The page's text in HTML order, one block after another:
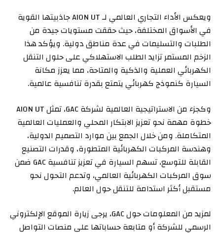
ويعكس الأداء التجاري العالمي لـ AION UT جاذبيتها القوية
في الأسواق المختلفة، حيث حققت مستويات جيدة من
الطلبات والتسليمات في عدة مناطق دولية. ويؤكد هذا
الزخم المستمر تزايد الطلب الاستهلاكي على حلول التنقل
الكهربائي العملية والذكية والمتاحة، مما يعزز مكانة
السيارة كنموذج كهربائي يتمتع بقدرة تنافسية عالمية.
وكجزء من الاستراتيجية العالمية لشركة GAC، تمثل AION UT
خطوة مهمة نحو تعزيز الابتكار المحلي والعمليات العالمية
المتكاملة. ومن خلال الجمع بين موارد التصميم الدولية،
وهندسة المركبات الكهربائية المتطورة، وقدرات التصنيع
القابلة للتوسع، تسهم السيارة في تعزيز تنافسية GAC ضمن
سوق المركبات الكهربائية العالمي، وتدعم التحول نحو
مستقبل أكثر استدامة للتنقل حول العالم.
لمزيد من المعلومات حول GAC، يرجى زيارة الموقع الإلكتروني
الرسمي للشركة أو متابعة حساباتها على منصات التواصل